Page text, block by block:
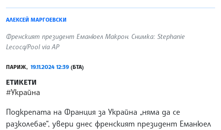
АЛЕКСЕЙ МАРГОЕВСКИ
Френският президент Еманюел Макрон. Снимка: Stephanie
Lecocq/Pool via AP
ПАРИЖ, 19.11.2024 12:39 (БТА)
ЕТИКЕТИ
#Украйна
Подкрепата на Франция за Украйна „няма да се
разколебае“, увери днес френският президент Еманюел